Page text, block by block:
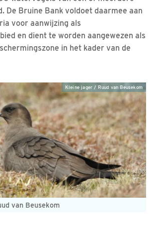
De Bruine Bank voldoet daarmee aan
voor aanwijzing als
en dient te worden aangewezen als
in het kader van de
van Beusekom
Kleine jager / Ruud van Beusekom